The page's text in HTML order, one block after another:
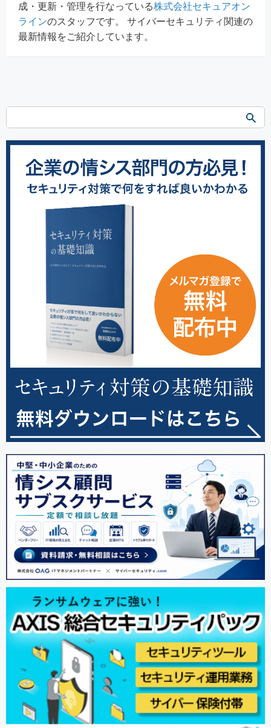
成・更新・管理を行なっている株式会社セキュアオン
ラインのスタッフです。 サイバーセキュリティ関連の
最新情報をご紹介しています。